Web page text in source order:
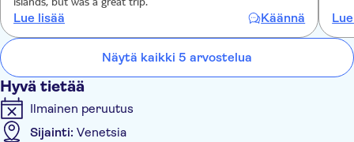
islands, but was a great trip.
Lue lisää Käännä
Näytä kaikki 5 arvostelua
Hyvä tietää
Ilmainen peruutus
Sijainti: Venetsia